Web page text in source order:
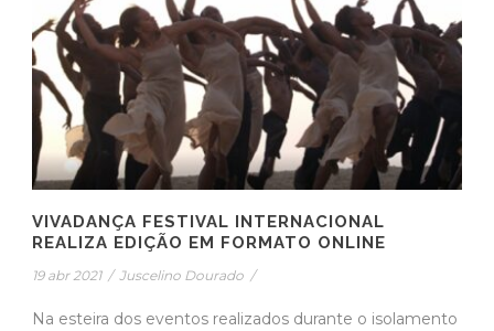
VIVADANÇA FESTIVAL INTERNACIONAL
REALIZA EDIÇÃO EM FORMATO ONLINE
19 abr 2021 / Juscelino Dourado /
Na esteira dos eventos realizados durante o isolamento